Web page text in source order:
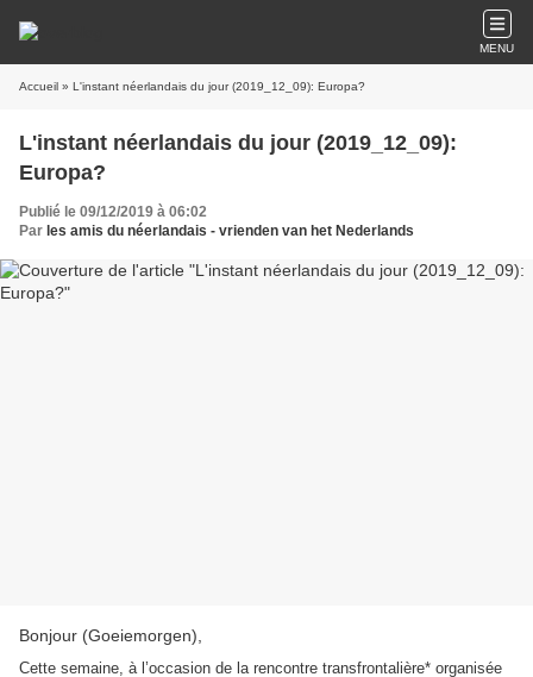
MENU
Accueil » L'instant néerlandais du jour (2019_12_09): Europa?
L'instant néerlandais du jour (2019_12_09):
Europa?
Publié le 09/12/2019 à 06:02
Par les amis du néerlandais - vrienden van het Nederlands
Bonjour (Goeiemorgen),
Cette semaine, à l’occasion de la rencontre transfrontalière* organisée